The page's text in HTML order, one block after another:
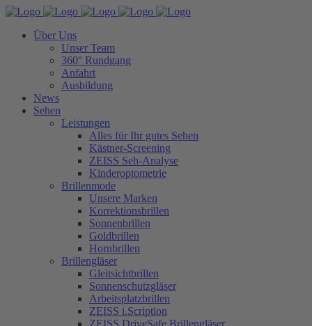
Über Uns
Unser Team
360° Rundgang
Anfahrt
Ausbildung
News
Sehen
Leistungen
Alles für Ihr gutes Sehen
Kästner-Screening
ZEISS Seh-Analyse
Kinderoptometrie
Brillenmode
Unsere Marken
Korrektionsbrillen
Sonnenbrillen
Goldbrillen
Hornbrillen
Brillengläser
Gleitsichtbrillen
Sonnenschutzgläser
Arbeitsplatzbrillen
ZEISS i.Scription
ZEISS DriveSafe Brillengläser